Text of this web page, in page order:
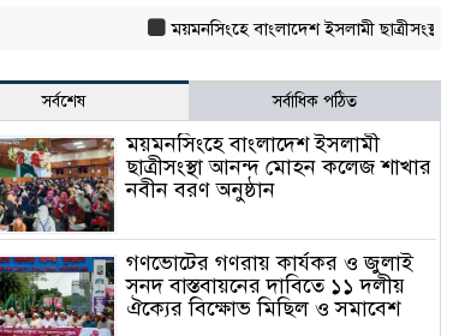
ময়মনসিংহে বাংলাদেশ ইসলামী ছাত্রীসংস্থা আনন্দ
সর্বশেষ সর্বাধিক পঠিত
ময়মনসিংহে বাংলাদেশ ইসলামী
ছাত্রীসংস্থা আনন্দ মোহন কলেজ শাখার
নবীন বরণ অনুষ্ঠান
গণভোটের গণরায় কার্যকর ও জুলাই
সনদ বাস্তবায়নের দাবিতে ১১ দলীয়
ঐক্যের বিক্ষোভ মিছিল ও সমাবেশ